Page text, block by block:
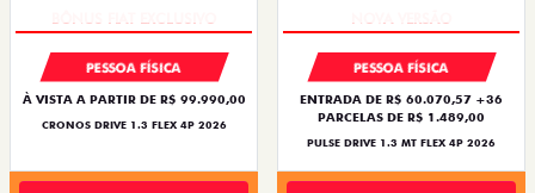
PESSOA FÍSICA
À VISTA A PARTIR DE R$ 99.990,00
CRONOS DRIVE 1.3 FLEX 4P 2026
PESSOA FÍSICA
ENTRADA DE R$ 60.070,57 +36
PARCELAS DE R$ 1.489,00
PULSE DRIVE 1.3 MT FLEX 4P 2026